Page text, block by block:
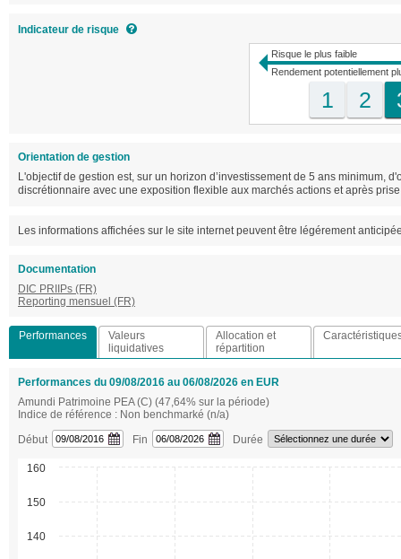
Indicateur de risque
Risque le plus faible
Rendement potentiellement
1 2
Orientation de gestion
L'objectif de gestion est, sur un horizon d’investissement de 5 ans minimum,
discrétionnaire avec une exposition flexible aux marchés actions et après
Les informations affichées sur le site internet peuvent être légérement
Documentation
DIC PRIIPs (FR)
Reporting mensuel (FR)
Performances
Valeurs
liquidatives
Allocation et
répartition
Performances du 09/08/2016 au 06/08/2026 en EUR
Amundi Patrimoine PEA (C) (47,64% sur la période)
Indice de référence : Non benchmarké (n/a)
Début
Fin Durée
140
150
160